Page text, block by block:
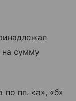
сумму
по пп. «а», «б»